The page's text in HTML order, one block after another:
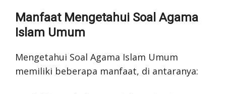
Manfaat Mengetahui Soal Agama
Islam Umum
Mengetahui Soal Agama Islam Umum
memiliki beberapa manfaat, di antaranya: